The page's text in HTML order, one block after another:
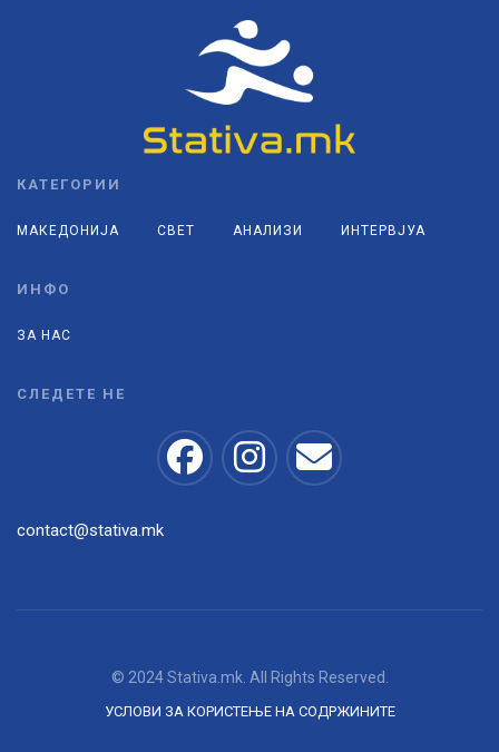
КАТЕГОРИИ
МАКЕДОНИЈА СВЕТ АНАЛИЗИ ИНТЕРВЈУА
ИНФО
ЗА НАС
СЛЕДЕТЕ НЕ
contact@stativa.mk
© 2024 Stativa.mk. All Rights Reserved.
УСЛОВИ ЗА КОРИСТЕЊЕ НА СОДРЖИНИТЕ